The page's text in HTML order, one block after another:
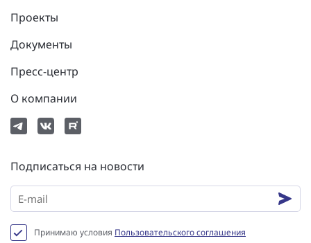
Проекты
Документы
Пресс-центр
О компании
Подписаться на новости
Принимаю условия Пользовательского соглашения